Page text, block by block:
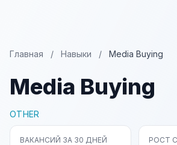
Главная / Навыки / Media Buying
Media Buying
OTHER
ВАКАНСИЙ ЗА 30 ДНЕЙ РОСТ